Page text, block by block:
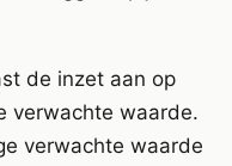
de inzet aan op
verwachte waarde.
verwachte waarde